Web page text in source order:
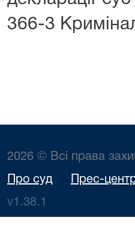
366-3
2026 © Всі права
Про суд Прес-
v1.38.1